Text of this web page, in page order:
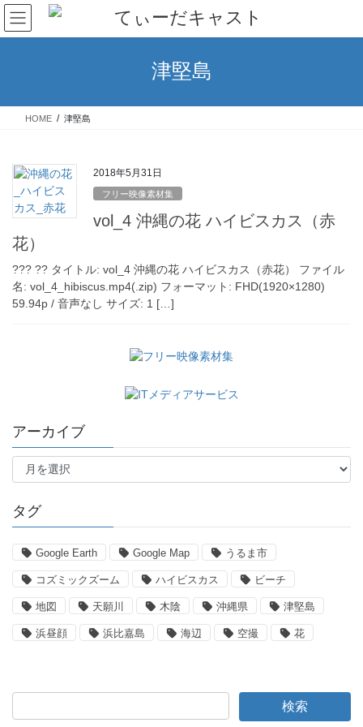
コ
ン
テ
ス
ナ
ビ
ゲ
ン
津堅島
HOME 津堅島
2018年5月31日
フリー映像素材集
vol_4 沖縄の花 ハイビスカス（赤
花）
??? ?? タイトル: vol_4 沖縄の花 ハイビスカス（赤花） ファイル
名: vol_4_hibiscus.mp4(.zip) フォーマット: FHD(1920×1280)
59.94p / 音声なし サイズ: 1 […]
アーカイブ
ア
イ
タグ
Google Earth Google Map うるま市
コズミックズーム ハイビスカス ビーチ
地図 天願川 木陰 沖縄県 津堅島
浜昼顔 浜比嘉島 海辺 空撮 花